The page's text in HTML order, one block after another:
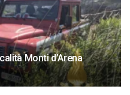
Monti d’Arena